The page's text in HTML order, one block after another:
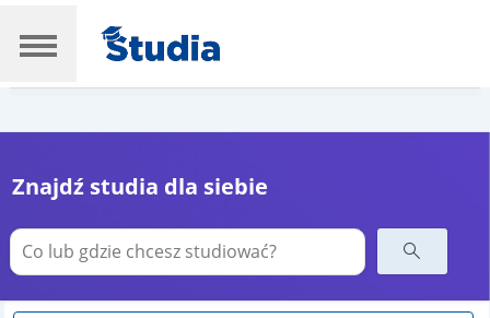
Znajdź studia dla siebie